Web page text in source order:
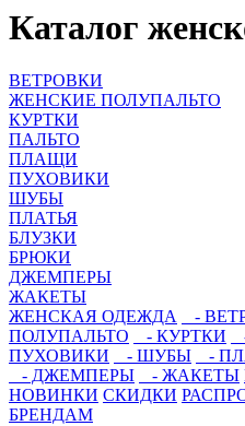
Каталог
ВЕТРОВКИ
ЖЕНСКИЕ ПОЛУПАЛЬТО
КУРТКИ
ПАЛЬТО
ПЛАЩИ
ПУХОВИКИ
ШУБЫ
ПЛАТЬЯ
БЛУЗКИ
БРЮКИ
ДЖЕМПЕРЫ
ЖАКЕТЫ
ЖЕНСКАЯ ОДЕЖДА
-
ПОЛУПАЛЬТО
- КУРТКИ
ПУХОВИКИ
- ШУБЫ -
- ДЖЕМПЕРЫ
- ЖАКЕТЫ
НОВИНКИ СКИДКИ
БРЕНДАМ